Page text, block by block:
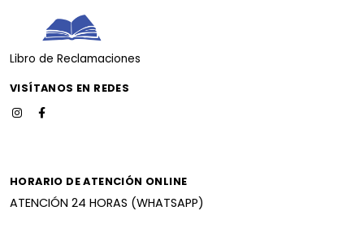
Libro de Reclamaciones
VISÍTANOS EN REDES
HORARIO DE ATENCIÓN ONLINE
ATENCIÓN 24 HORAS (WHATSAPP)